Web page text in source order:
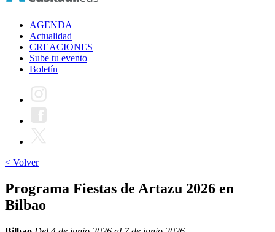
AGENDA
Actualidad
CREACIONES
Sube tu evento
Boletín
< Volver
Programa Fiestas de Artazu 2026 en
Bilbao